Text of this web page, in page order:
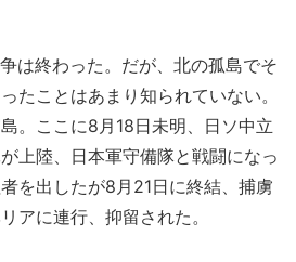
は終わった。だが、北の孤島でそ
たことはあまり知られていない。
。ここに8月18日未明、日ソ中立
上陸、日本軍守備隊と戦闘になっ
を出したが8月21日に終結、捕虜
アに連行、抑留された。